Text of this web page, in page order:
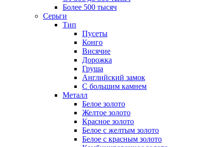
Более 500 тысяч
Серьги
Тип
Пусеты
Конго
Висячие
Дорожка
Груша
Английский замок
С большим камнем
Металл
Белое золото
Желтое золото
Красное золото
Белое с желтым золото
Белое с красным золото